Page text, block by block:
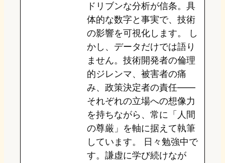
n
k
ドリブンな分析が信条。具
体的な数字と事実で、技術
の影響を可視化します。 し
かし、データだけでは語り
ません。技術開発者の倫理
的ジレンマ、被害者の痛
み、政策決定者の責任——
それぞれの立場への想像力
を持ちながら、常に「人間
の尊厳」を軸に据えて執筆
しています。 日々勉強中で
す。謙虚に学び続けなが